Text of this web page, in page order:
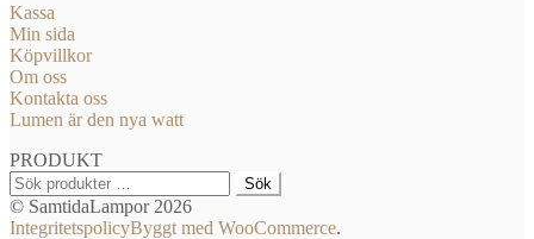
Kassa
Min sida
Köpvillkor
Om oss
Kontakta oss
Lumen är den nya watt
PRODUKT
Sök
efter:
Sök
© SamtidaLampor 2026
IntegritetspolicyByggt med WooCommerce.